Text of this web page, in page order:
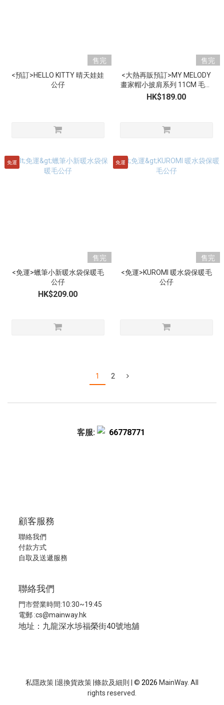
售完
<預訂>HELLO KITTY 晴天娃娃
公仔
售完
<大熱再販預訂>MY MELODY
畫家帽小披肩系列 11CM 毛公
仔掛飾
HK$189.00
免運
售完
<免運>蠟筆小新暖水袋保暖毛
公仔
HK$209.00
免運
售完
<免運>KUROMI 暖水袋保暖毛
公仔
1 2
客服: 66778771
顧客服務
聯絡我們
付款方式
自取及送遞服務
聯絡我們
門市營業時間:10:30~19:45
電郵 :cs@mainway.hk
地址：九龍深水埗福榮街40號地舖
私隱政策 退換貨政策 條款及細則 | © 2026 MainWay. All
rights reserved.